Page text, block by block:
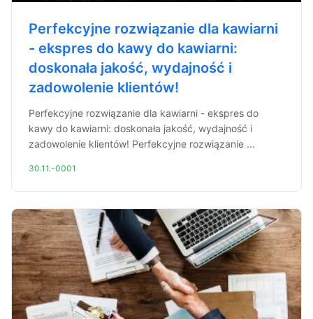
Perfekcyjne rozwiązanie dla kawiarni
- ekspres do kawy do kawiarni:
doskonała jakość, wydajność i
zadowolenie klientów!
Perfekcyjne rozwiązanie dla kawiarni - ekspres do
kawy do kawiarni: doskonała jakość, wydajność i
zadowolenie klientów! Perfekcyjne rozwiązanie ...
30.11.-0001